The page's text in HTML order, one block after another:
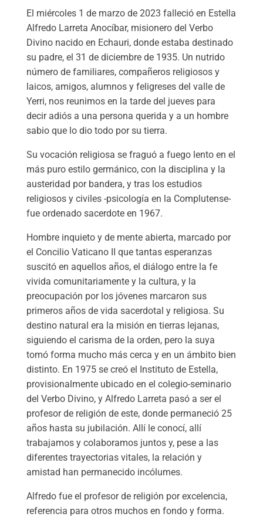
El miércoles 1 de marzo de 2023 falleció en Estella
Alfredo Larreta Anocíbar, misionero del Verbo
Divino nacido en Echauri, donde estaba destinado
su padre, el 31 de diciembre de 1935. Un nutrido
número de familiares, compañeros religiosos y
laicos, amigos, alumnos y feligreses del valle de
Yerri, nos reunimos en la tarde del jueves para
decir adiós a una persona querida y a un hombre
sabio que lo dio todo por su tierra.
Su vocación religiosa se fraguó a fuego lento en el
más puro estilo germánico, con la disciplina y la
austeridad por bandera, y tras los estudios
religiosos y civiles -psicología en la Complutense-
fue ordenado sacerdote en 1967.
Hombre inquieto y de mente abierta, marcado por
el Concilio Vaticano II que tantas esperanzas
suscitó en aquellos años, el diálogo entre la fe
vivida comunitariamente y la cultura, y la
preocupación por los jóvenes marcaron sus
primeros años de vida sacerdotal y religiosa. Su
destino natural era la misión en tierras lejanas,
siguiendo el carisma de la orden, pero la suya
tomó forma mucho más cerca y en un ámbito bien
distinto. En 1975 se creó el Instituto de Estella,
provisionalmente ubicado en el colegio-seminario
del Verbo Divino, y Alfredo Larreta pasó a ser el
profesor de religión de este, donde permaneció 25
años hasta su jubilación. Allí le conocí, allí
trabajamos y colaboramos juntos y, pese a las
diferentes trayectorias vitales, la relación y
amistad han permanecido incólumes.
Alfredo fue el profesor de religión por excelencia,
referencia para otros muchos en fondo y forma.